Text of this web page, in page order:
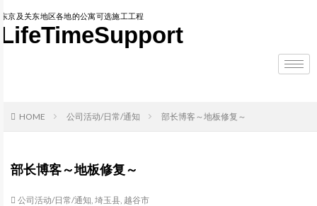
东京及关东地区各地的公寓可选施工工程
LifeTimeSupport
HOME 公司活动/日常/通知 部长博客～地板修复～
部长博客～地板修复～
公司活动/日常/通知, 埼玉县, 越谷市